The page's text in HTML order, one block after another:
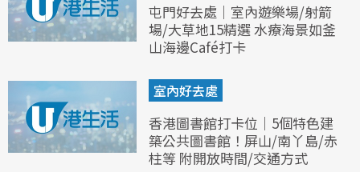
屯門好去處｜室內遊樂場/射箭
場/大草地15精選 水療海景如釜
山海邊Café打卡
室內好去處
香港圖書館打卡位｜5個特色建
築公共圖書館！屏山/南丫島/赤
柱等 附開放時間/交通方式